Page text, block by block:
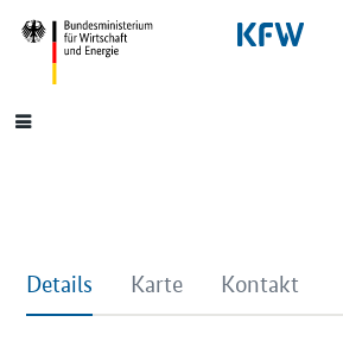
SrOnlyNavigation
Hauptmenü
Details Karte Kontakt